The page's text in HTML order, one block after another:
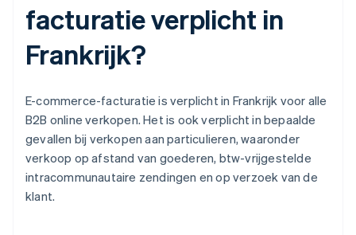
facturatie verplicht in
Frankrijk?
E-commerce-facturatie is verplicht in Frankrijk voor alle
B2B online verkopen. Het is ook verplicht in bepaalde
gevallen bij verkopen aan particulieren, waaronder
verkoop op afstand van goederen, btw-vrijgestelde
intracommunautaire zendingen en op verzoek van de
klant.